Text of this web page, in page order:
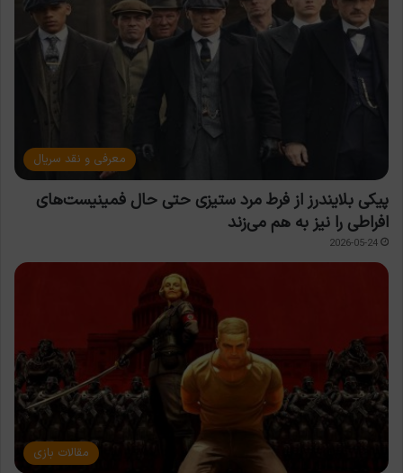
معرفی و نقد سریال
پیکی بلایندرز از فرط مرد ستیزی حتی حال فمینیست‌های
افراطی را نیز به هم می‌زند
2026-05-24
مقالات بازی